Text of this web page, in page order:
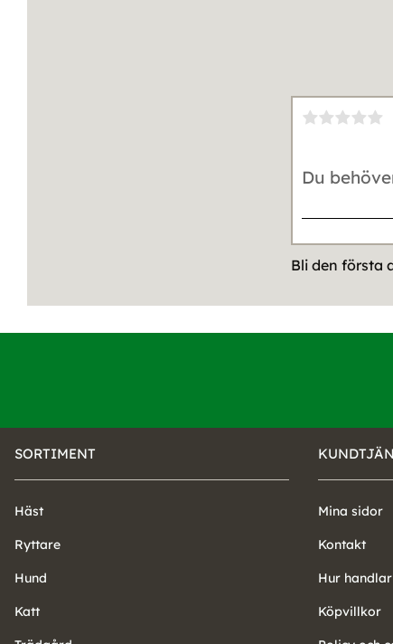
Bli den första
SORTIMENT
Häst
Ryttare
Hund
Katt
Mina sidor
Kontakt
Hur
Köpvillkor